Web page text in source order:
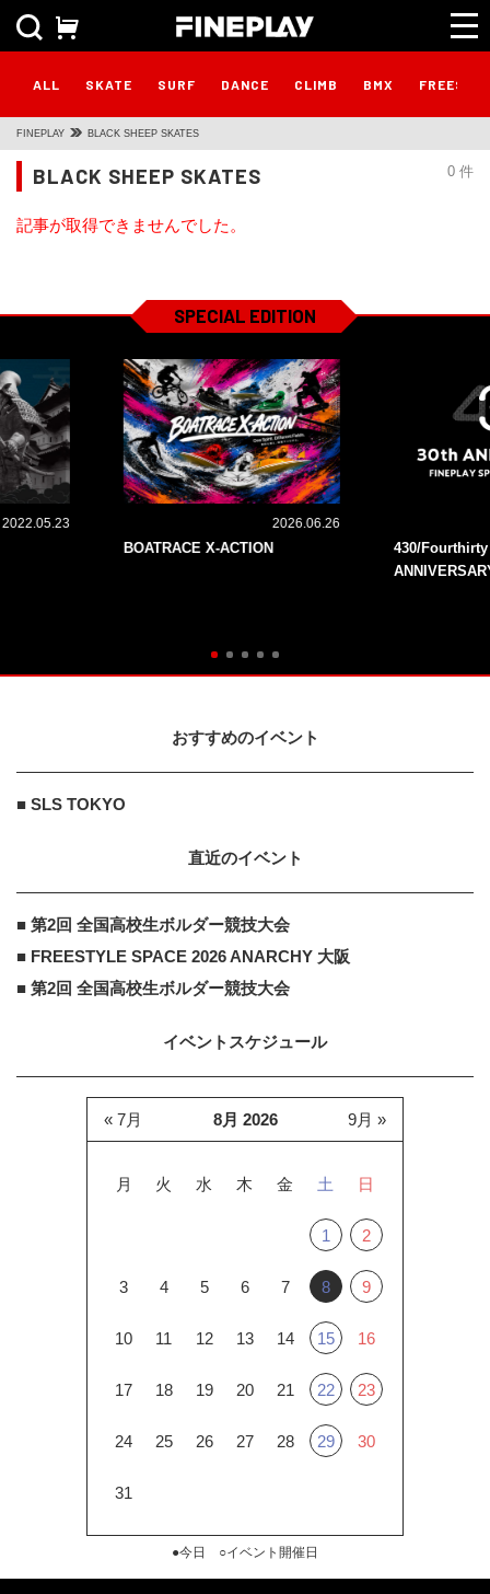
ALL SKATE SURF DANCE CLIMB BMX
FINEPLAY BLACK SHEEP SKATES
0 件
BLACK SHEEP SKATES
記事が取得できませんでした。
SPECIAL EDITION
2022.05.23 2026.06.26
BOATRACE X-ACTION
430/
おすすめのイベント
■ SLS TOKYO
直近のイベント
■ 第2回 全国高校生ボルダー競技大会
■ FREESTYLE SPACE 2026 ANARCHY 大阪
■ 第2回 全国高校生ボルダー競技大会
イベントスケジュール
8月 2026
月 火 水 木 金 土 日
1 2
3 4 5 6 7 8 9
10 11 12 13 14 15 16
17 18 19 20 21 22 23
24 25 26 27 28 29 30
31
« 7月 9月 »
●今日 ○イベント開催日